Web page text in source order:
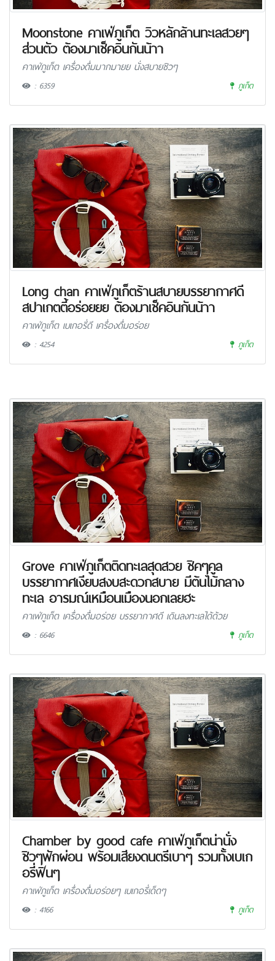
Moonstone คาเฟ่ภูเก็ต วิวหลักล้านทะเลสวยๆ
ส่วนตัว ต้องมาเช็คอินกันน้าา
คาเฟ่ภูเก็ต เครื่องดื่มมากมายย นั่งสบายชิวๆ
: 6359 ภูเก็ต
Long chan คาเฟ่ภูเก็ตร้านสบายบรรยากาศดี
สปาเกตตี้อร่อยยย ต้องมาเช็คอินกันน้าา
คาเฟ่ภูเก็ต เบเกอรี่ดี เครื่องดื่มอร่อย
: 4254 ภูเก็ต
Grove คาเฟ่ภูเก็ตติดทะเลสุดสวย ชิคๆคูล
บรรยากาศเงียบสงบสะดวกสบาย มีต้นไม้กลาง
ทะเล อารมณ์เหมือนเมืองนอกเลยฮะ
คาเฟ่ภูเก็ต เครื่องดื่มอร่อย บรรยากาศดี เดินลงทะเลได้ด้วย
: 6646 ภูเก็ต
Chamber by good cafe คาเฟ่ภูเก็ตน่านั่ง
ชิวๆพักผ่อน พร้อมเสียงดนตรีเบาๆ รวมทั้งเบเก
อรี่ฟินๆ
คาเฟ่ภูเก็ต เครื่องดื่มอร่อยๆ เบเกอรี่เด็ดๆ
: 4166 ภูเก็ต